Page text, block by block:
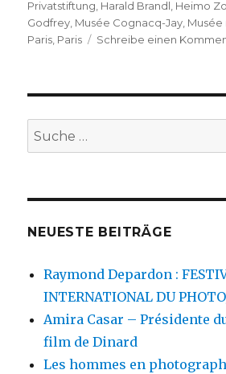
Privatstiftung, Harald Brandl, Heimo
Godfrey, Musée Cognacq-Jay, Musée
Paris, Paris Schreibe einen
Suche
nach:
NEUESTE BEITRÄGE
Raymond Depardon :
INTERNATIONAL DU
Amira Casar – Présidente
film de Dinard
Les hommes en